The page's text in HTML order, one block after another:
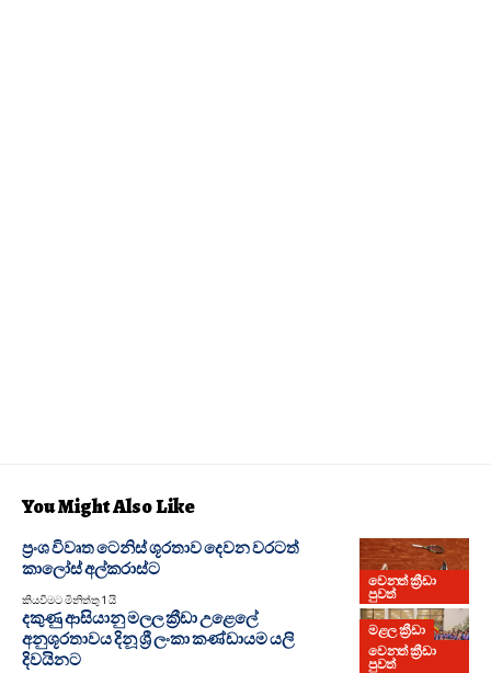
You Might Also Like
වෙනත් ක්‍රීඩා
පුවත්
ප්‍රංශ විවෘත ටෙනිස් ශූරතාව දෙවන වරටත්
කාලෝස් අල්කරාස්ට
කියවීමට මිනිත්තු 1 යි
මළල ක්‍රීඩා
වෙනත් ක්‍රීඩා
පුවත්
දකුණු ආසියානු මලල ක්‍රීඩා උළෙලේ
අනුශූරතාවය දිනූ ශ්‍රී ලංකා කණ්ඩායම යලි
දිවයිනට